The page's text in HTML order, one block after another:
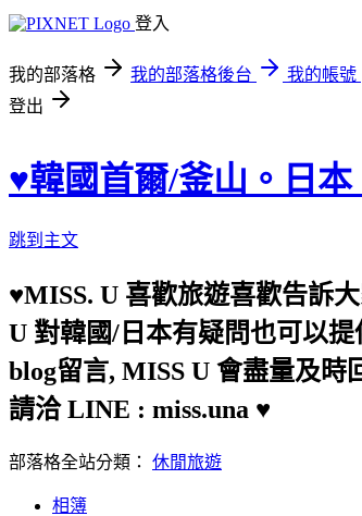
登入
我的部落格 我的部落格後台
我的帳號
登出
♥韓國首爾/釜山。日
跳到主文
♥MISS. U 喜歡旅遊喜歡告訴
U 對韓國/日本有疑問也可以
blog留言, MISS U 會盡量及時
請洽 LINE : miss.una ♥
部落格全站分類： 休閒旅遊
相簿